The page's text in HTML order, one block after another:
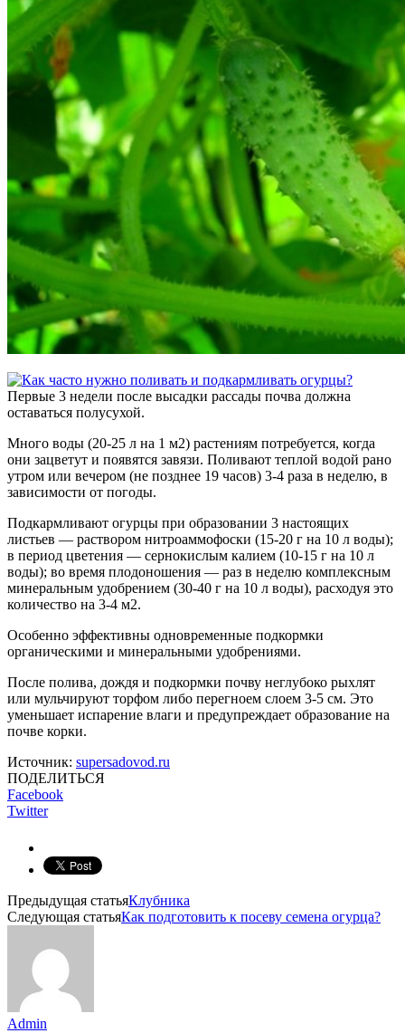
Первые 3 недели после высадки рассады почва должна
оставаться полусухой.
Много воды (20-25 л на 1 м2) растениям потребуется, когда
они зацветут и появятся завязи. Поливают теплой водой рано
утром или вечером (не позднее 19 часов) 3-4 раза в неделю, в
зависимости от погоды.
Подкармливают огурцы при образовании 3 настоящих
листьев — раствором нитроаммофоски (15-20 г на 10 л воды);
в период цветения — сернокислым калием (10-15 г на 10 л
воды); во время плодоношения — раз в неделю комплексным
минеральным удобрением (30-40 г на 10 л воды), расходуя это
количество на 3-4 м2.
Особенно эффективны одновременные подкормки
органическими и минеральными удобрениями.
После полива, дождя и подкормки почву неглубоко рыхлят
или мульчируют торфом либо перегноем слоем 3-5 см. Это
уменьшает испарение влаги и предупреждает образование на
почве корки.
Источник: supersadovod.ru
ПОДЕЛИТЬСЯ
Facebook
Twitter
Предыдущая статьяКлубника
Следующая статьяКак подготовить к посеву семена огурца?
Admin